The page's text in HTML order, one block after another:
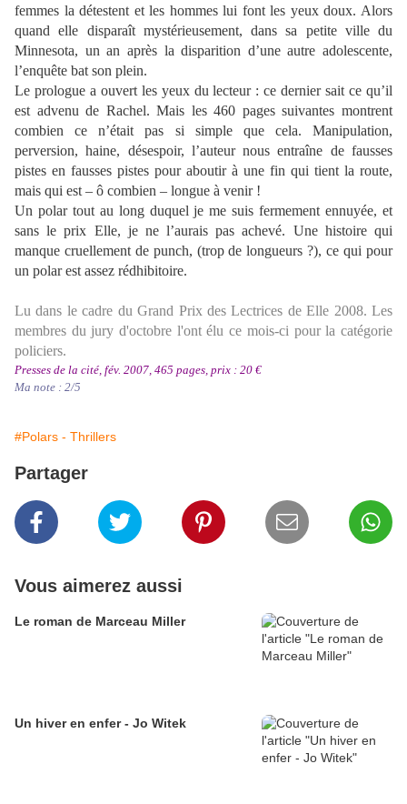
femmes la détestent et les hommes lui font les yeux doux. Alors
quand elle disparaît mystérieusement, dans sa petite ville du
Minnesota, un an après la disparition d’une autre adolescente,
l’enquête bat son plein.
Le prologue a ouvert les yeux du lecteur : ce dernier sait ce qu’il
est advenu de Rachel. Mais les 460 pages suivantes montrent
combien ce n’était pas si simple que cela. Manipulation,
perversion, haine, désespoir, l’auteur nous entraîne de fausses
pistes en fausses pistes pour aboutir à une fin qui tient la route,
mais qui est – ô combien – longue à venir !
Un polar tout au long duquel je me suis fermement ennuyée, et
sans le prix Elle, je ne l’aurais pas achevé. Une histoire qui
manque cruellement de punch, (trop de longueurs ?), ce qui pour
un polar est assez rédhibitoire.
Lu dans le cadre du Grand Prix des Lectrices de Elle 2008. Les
membres du jury d'octobre l'ont élu ce mois-ci pour la catégorie
policiers.
Presses de la cité, fév. 2007, 465 pages, prix : 20 €
Ma note : 2/5
#Polars - Thrillers
Partager
Vous aimerez aussi
Le roman de Marceau Miller
Un hiver en enfer - Jo Witek